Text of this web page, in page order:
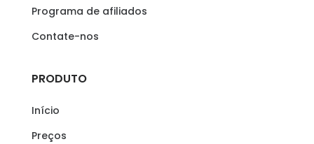
Programa de afiliados
Contate-nos
PRODUTO
Início
Preços